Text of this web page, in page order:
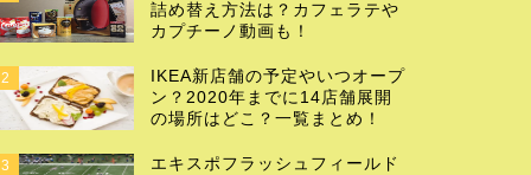
詰め替え方法は？カフェラテや
カプチーノ動画も！
2
IKEA新店舗の予定やいつオープ
ン？2020年までに14店舗展開
の場所はどこ？一覧まとめ！
3
エキスポフラッシュフィールド